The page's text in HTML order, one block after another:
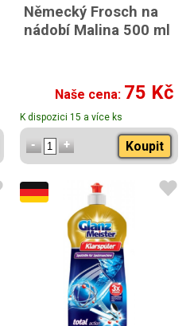
Německý Frosch na
nádobí Malina 500 ml
Naše cena: 75 Kč
K dispozici 15 a více ks
Koupit